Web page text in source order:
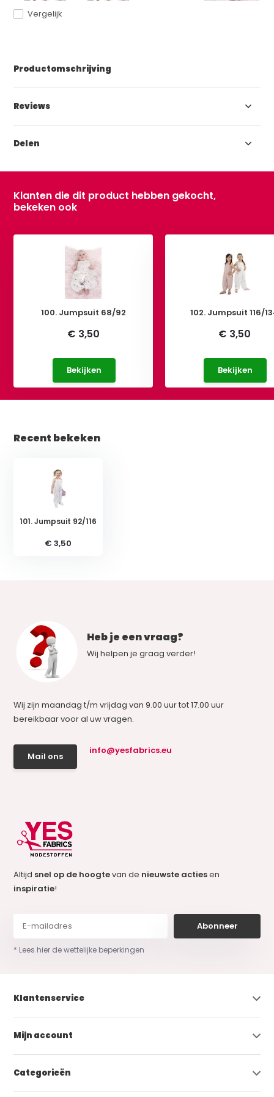
Vergelijk
Productomschrijving
Reviews
Delen
Klanten die dit product hebben gekocht,
bekeken ook
100. Jumpsuit 68/92
€ 3,50
Bekijken
102. Jumpsuit 116/
€ 3,50
Bekijken
Recent bekeken
101. Jumpsuit 92/116
€ 3,50
Heb je een vraag?
Wij helpen je graag verder!
Wij zijn maandag t/m vrijdag van 9.00 uur tot 17.00 uur
bereikbaar voor al uw vragen.
Mail ons
info@yesfabrics.eu
Altijd snel op de hoogtevan de nieuwste actiesen
inspiratie!
Abonneer
* Lees hier de wettelijke beperkingen
Klantenservice
Mijn account
Categorieën